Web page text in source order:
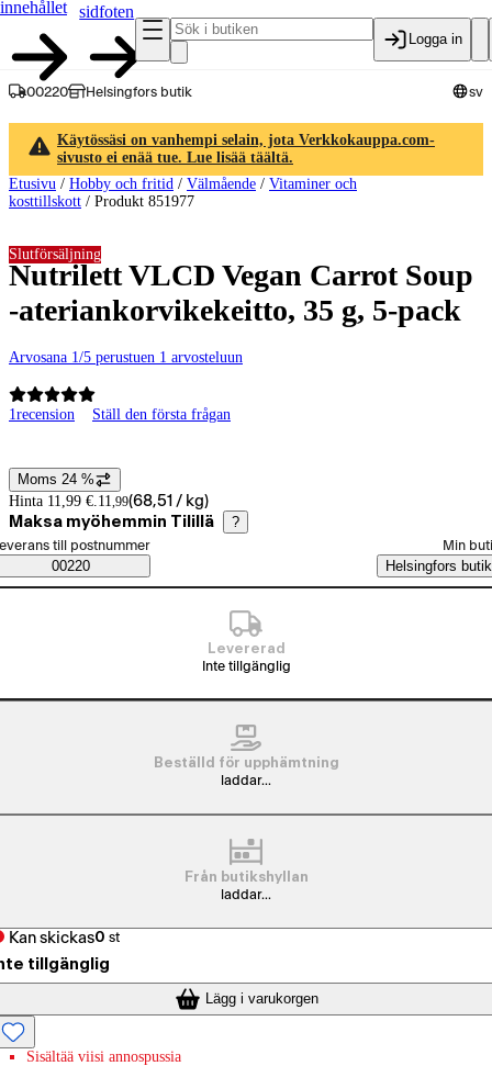
innehållet
sidfoten
Logga in
00220 Helsingfors butik sv
Käytössäsi on vanhempi selain, jota Verkkokauppa.com-
sivusto ei enää tue. Lue lisää täältä.
Etusivu / Hobby och fritid / Välmående / Vitaminer och
kosttillskott / Produkt 851977
Nutrilett VLCD Vegan Carrot Soup
-ateriankorvikekeitto, 35 g, 5-pack
Arvosana 1/5 perustuen 1 arvosteluun
1recension Ställ den första frågan
Slutförsäljning
Prisinformation
Moms 24 %
Hinta 11,99 €. 11 ,99(68,51 / kg)
Maksa myöhemmin Tilillä
?
Saatavuustiedot
beställningssätt
till postnummer
00220
Min
Helsingfors butik
Levererad
Inte tillgänglig
Beställd för upphämtning
laddar...
Från butikshyllan
laddar...
Kan skickas0 st
tillgänglig
Lägg i varukorgen
Sisältää viisi annospussia